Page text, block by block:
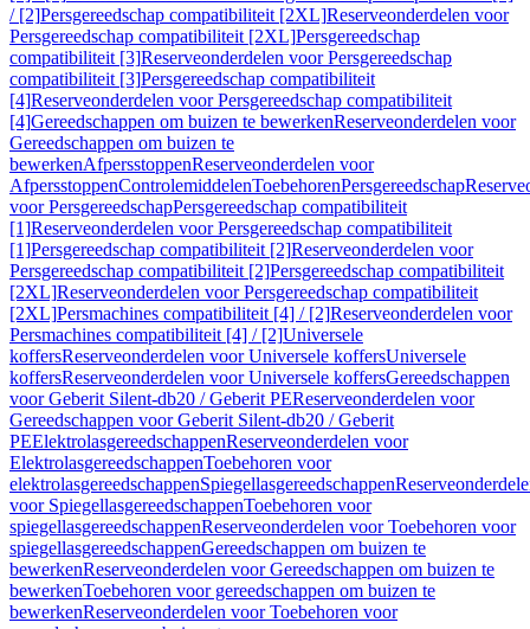
/ [2]Persgereedschap compatibiliteit [2XL]Reserveonderdelen voor
Persgereedschap compatibiliteit [2XL]Persgereedschap
compatibiliteit [3]Reserveonderdelen voor Persgereedschap
compatibiliteit [3]Persgereedschap compatibiliteit
[4]Reserveonderdelen voor Persgereedschap compatibiliteit
[4]Gereedschappen om buizen te bewerkenReserveonderdelen voor
Gereedschappen om buizen te
bewerkenAfpersstoppenReserveonderdelen voor
AfpersstoppenControlemiddelenToebehorenPersgereedschap
voor PersgereedschapPersgereedschap compatibiliteit
[1]Reserveonderdelen voor Persgereedschap compatibiliteit
[1]Persgereedschap compatibiliteit [2]Reserveonderdelen voor
Persgereedschap compatibiliteit [2]Persgereedschap compatibiliteit
[2XL]Reserveonderdelen voor Persgereedschap compatibiliteit
[2XL]Persmachines compatibiliteit [4] / [2]Reserveonderdelen voor
Persmachines compatibiliteit [4] / [2]Universele
koffersReserveonderdelen voor Universele koffersUniversele
koffersReserveonderdelen voor Universele koffersGereedschappen
voor Geberit Silent-db20 / Geberit PEReserveonderdelen voor
Gereedschappen voor Geberit Silent-db20 / Geberit
PEElektrolasgereedschappenReserveonderdelen voor
ElektrolasgereedschappenToebehoren voor
elektrolasgereedschappenSpiegellasgereedschappen
voor SpiegellasgereedschappenToebehoren voor
spiegellasgereedschappenReserveonderdelen voor Toebehoren voor
spiegellasgereedschappenGereedschappen om buizen te
bewerkenReserveonderdelen voor Gereedschappen om buizen te
bewerkenToebehoren voor gereedschappen om buizen te
bewerkenReserveonderdelen voor Toebehoren voor